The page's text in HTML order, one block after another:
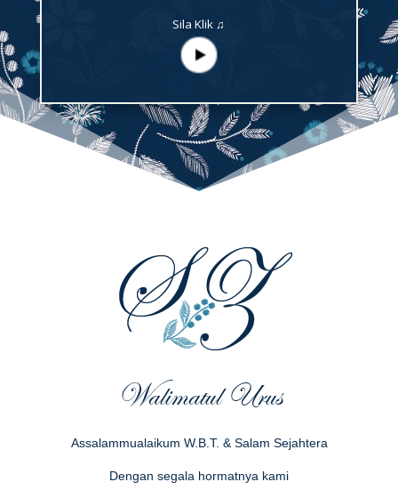
Sila Klik ♫
Walimatul Urus
Assalammualaikum W.B.T. & Salam Sejahtera
Dengan segala hormatnya kami